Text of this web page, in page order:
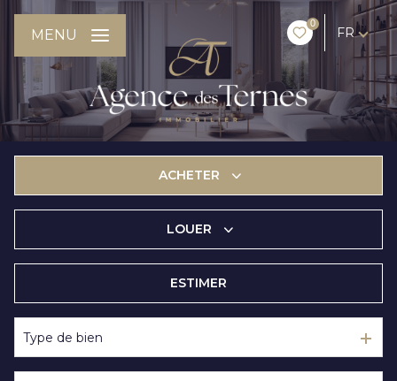
0
FR
MENU
ACHETER
LOUER
ESTIMER
Type de bien